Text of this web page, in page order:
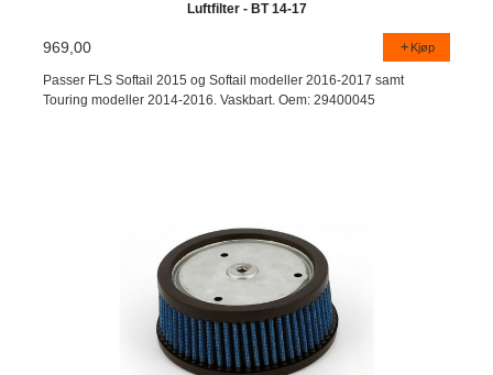
Luftfilter - BT 14-17
969,00 Kjøp
Passer FLS Softail 2015 og Softail modeller 2016-2017 samt
Touring modeller 2014-2016. Vaskbart. Oem: 29400045